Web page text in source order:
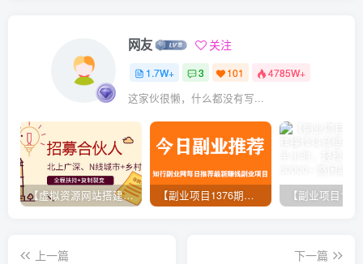
网友 关注
1.7W+ 3 101 4785W+
这家伙很懒，什么都没有写...
【虚拟资源网站搭建服务】加盟本站系统，做一个和本站一样的独立网站，躺赚的项目 【副业项目1376期】龟课最新闲鱼项目玩法实战教程_全新升级月收益几千到几万
上一篇
下一篇